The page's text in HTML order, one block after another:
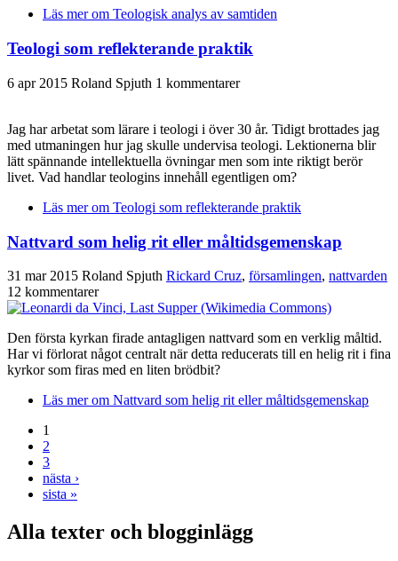
Läs merom Teologisk analys av samtiden
Teologi som reflekterande praktik
6 apr 2015 Roland Spjuth 1 kommentarer
Jag har arbetat som lärare i teologi i över 30 år. Tidigt brottades jag
med utmaningen hur jag skulle undervisa teologi. Lektionerna blir
lätt spännande intellektuella övningar men som inte riktigt berör
livet. Vad handlar teologins innehåll egentligen om?
Läs merom Teologi som reflekterande praktik
Nattvard som helig rit eller måltidsgemenskap
31 mar 2015 Roland Spjuth Rickard Cruz, församlingen, nattvarden
12 kommentarer
Den första kyrkan firade antagligen nattvard som en verklig måltid.
Har vi förlorat något centralt när detta reducerats till en helig rit i fina
kyrkor som firas med en liten brödbit?
Läs merom Nattvard som helig rit eller måltidsgemenskap
1
2
3
nästa ›
sista »
Alla texter och blogginlägg